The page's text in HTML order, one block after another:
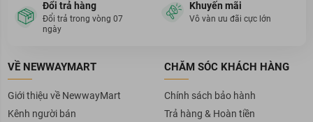
Đổi trả hàng
Đổi trả trong vòng 07
ngày
Khuyến mãi
Vô vàn ưu đãi cực lớn
VỀ NEWWAYMART
Giới thiệu về NewwayMart
Kênh người bán
CHĂM SÓC KHÁCH HÀNG
Chính sách bảo hành
Trả hàng & Hoàn tiền